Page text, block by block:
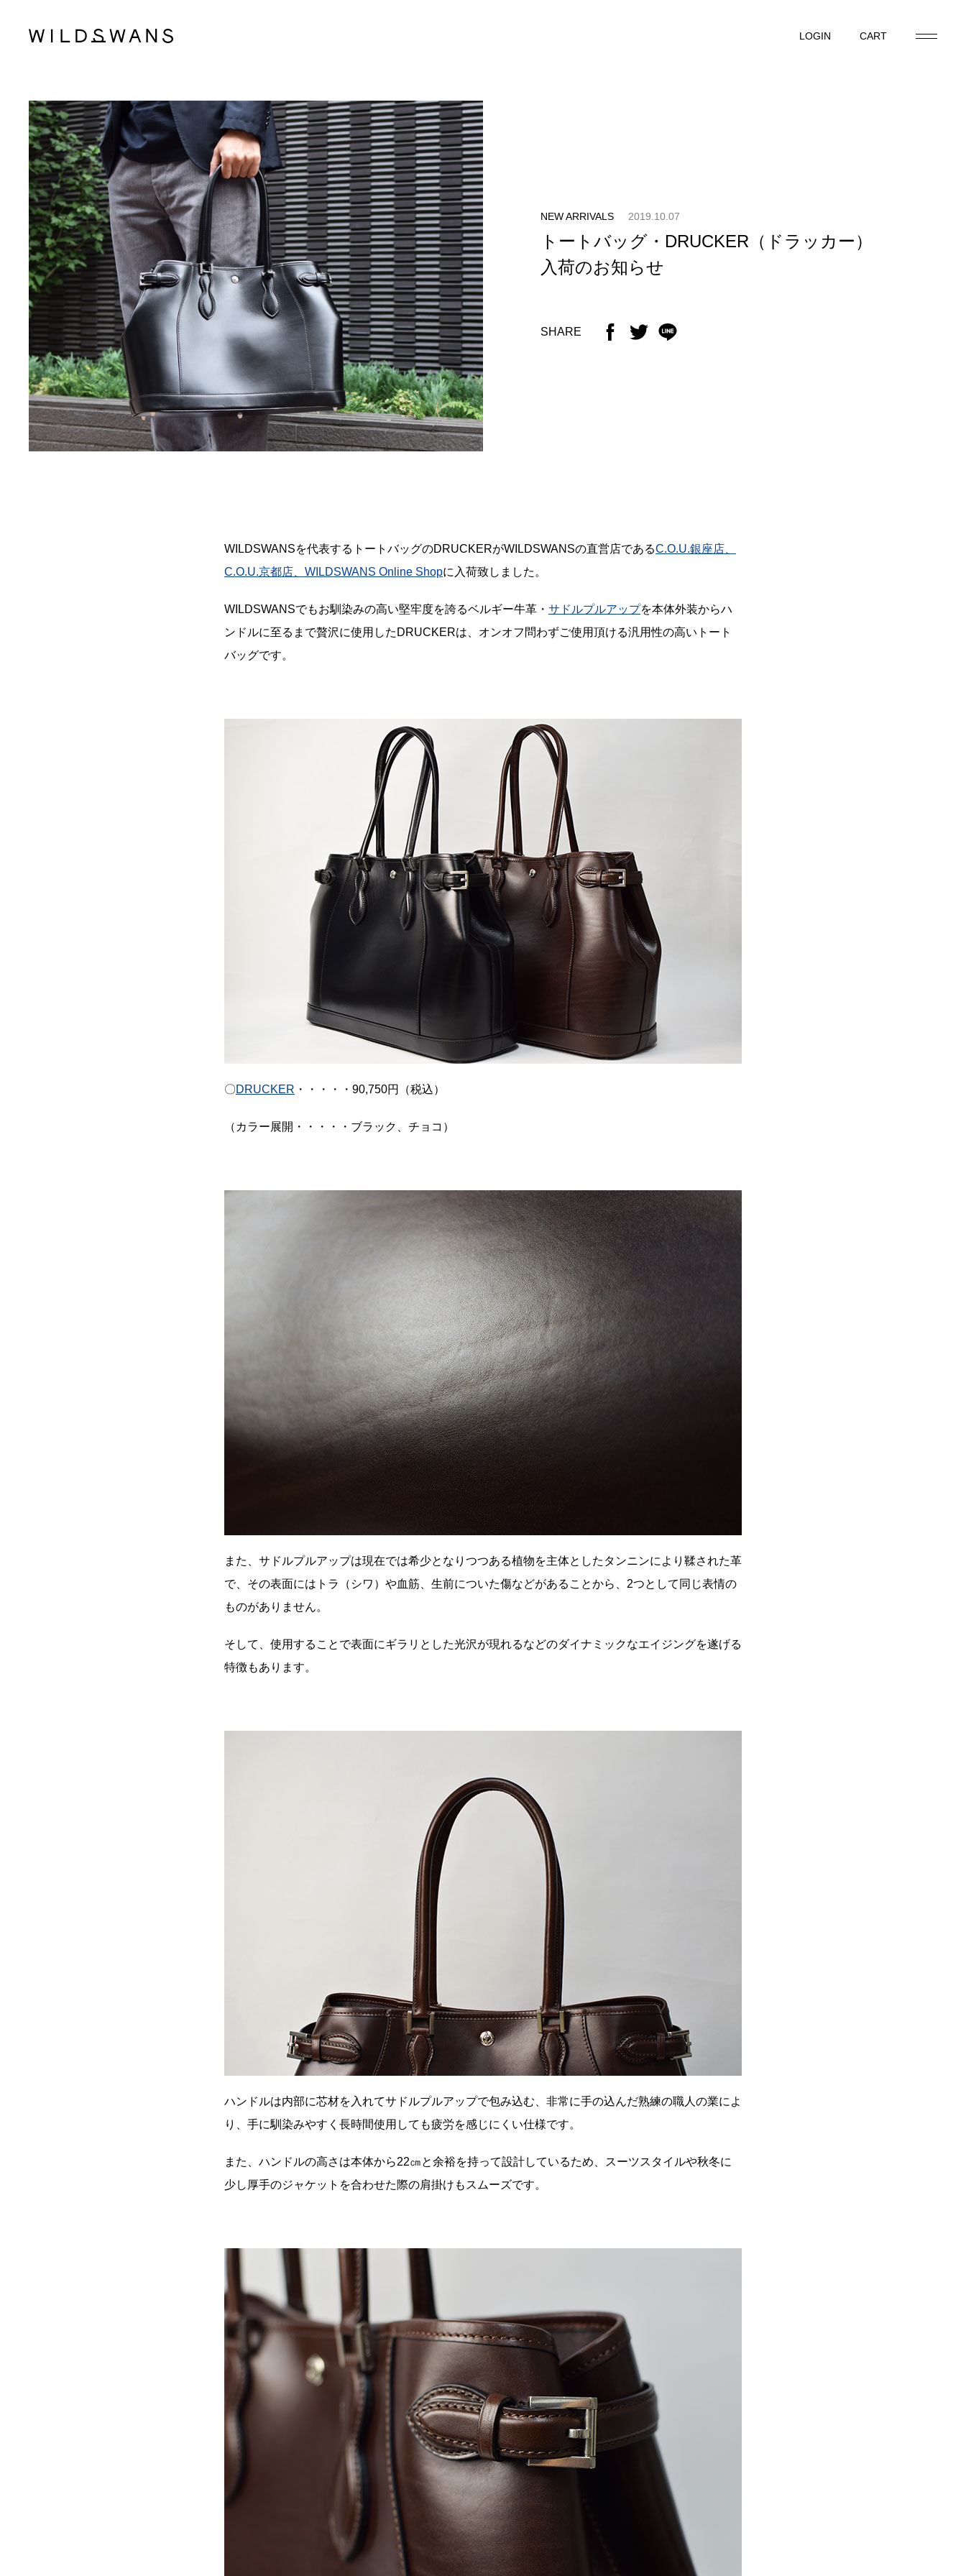
LOGIN
CART
NEW ARRIVALS 2019.10.07
トートバッグ・DRUCKER（ドラッカー）
入荷のお知らせ
SHARE
WILDSWANSを代表するトートバッグのDRUCKERがWILDSWANSの直営店であるC.O.U.銀座店、
C.O.U.京都店、WILDSWANS Online Shopに入荷致しました。
WILDSWANSでもお馴染みの高い堅牢度を誇るベルギー牛革・ サドルプルアップを本体外装からハ
ンドルに至るまで贅沢に使用したDRUCKERは、オンオフ問わずご使用頂ける汎用性の高いトート
バッグです。
〇DRUCKER ・・・・・90,750円（税込）
（カラー展開・・・・・ブラック、チョコ）
また、サドルプルアップは現在では希少となりつつある植物を主体としたタンニンにより鞣された革
で、その表面にはトラ（シワ）や血筋、生前についた傷などがあることから、2つとして同じ表情の
ものがありません。
そして、使用することで表面にギラリとした光沢が現れるなどのダイナミックなエイジングを遂げる
特徴もあります。
ハンドルは内部に芯材を入れてサドルプルアップで包み込む、非常に手の込んだ熟練の職人の業によ
り、手に馴染みやすく長時間使用しても疲労を感じにくい仕様です。
また、ハンドルの高さは本体から22㎝と余裕を持って設計しているため、スーツスタイルや秋冬に
少し厚手のジャケットを合わせた際の肩掛けもスムーズです。